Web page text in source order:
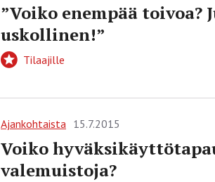
”Voiko enempää toivoa?
uskollinen!”
Tilaajille
Ajankohtaista 15.7.2015
Voiko
valemuistoja?